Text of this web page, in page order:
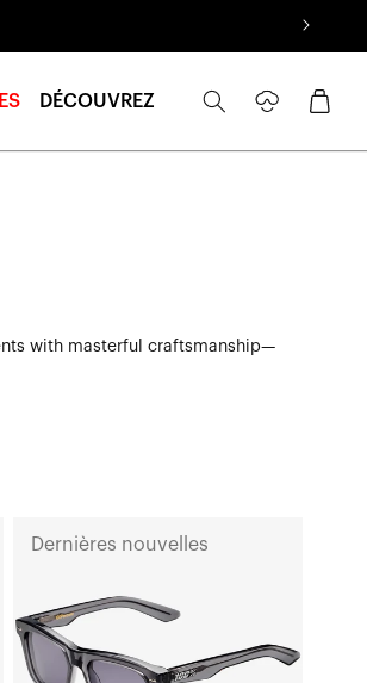
DÉCOUVREZ
connecter
Panier
with masterful craftsmanship—
Dernières nouvelles
ATSUTA
translucide